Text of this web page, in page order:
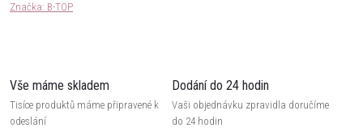
Značka: B-TOP
Vše máme skladem
Tisíce produktů máme připravené k
odeslání
Dodání do 24 hodin
Vaši objednávku zpravidla doručíme
do 24 hodin